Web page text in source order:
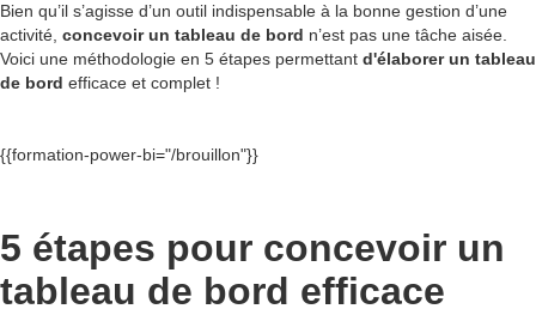
Bien qu’il s’agisse d’un outil indispensable à la bonne gestion d’une
activité, concevoir un tableau de bord n’est pas une tâche aisée.
Voici une méthodologie en 5 étapes permettant d'élaborer un tableau
de bord efficace et complet !
{{formation-power-bi="/brouillon"}}
5 étapes pour concevoir un
tableau de bord efficace